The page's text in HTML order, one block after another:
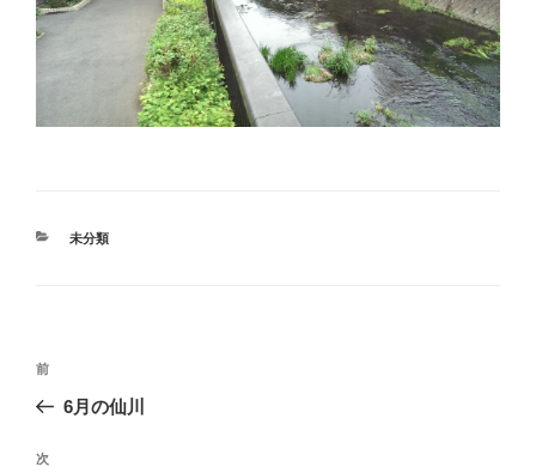
カ
未分類
投
ナ
ビ
過
去
投
前
6月の仙川
次
次